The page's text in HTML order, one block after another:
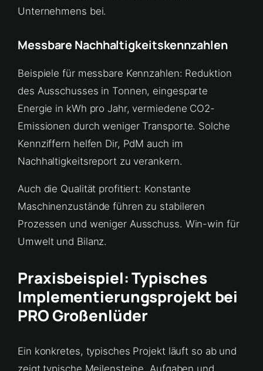
Unternehmens bei.
Messbare Nachhaltigkeitskennzahlen
Beispiele für messbare Kennzahlen: Reduktion
des Ausschusses in Tonnen, eingesparte
Energie in kWh pro Jahr, vermiedene CO2-
Emissionen durch weniger Transporte. Solche
Kennziffern helfen Dir, PdM auch im
Nachhaltigkeitsreport zu verankern.
Auch die Qualität profitiert: Konstante
Maschinenzustände führen zu stabileren
Prozessen und weniger Ausschuss. Win-win für
Umwelt und Bilanz.
Praxisbeispiel: Typisches
Implementierungsprojekt bei
PRO Großenlüder
Ein konkretes, typisches Projekt läuft so ab und